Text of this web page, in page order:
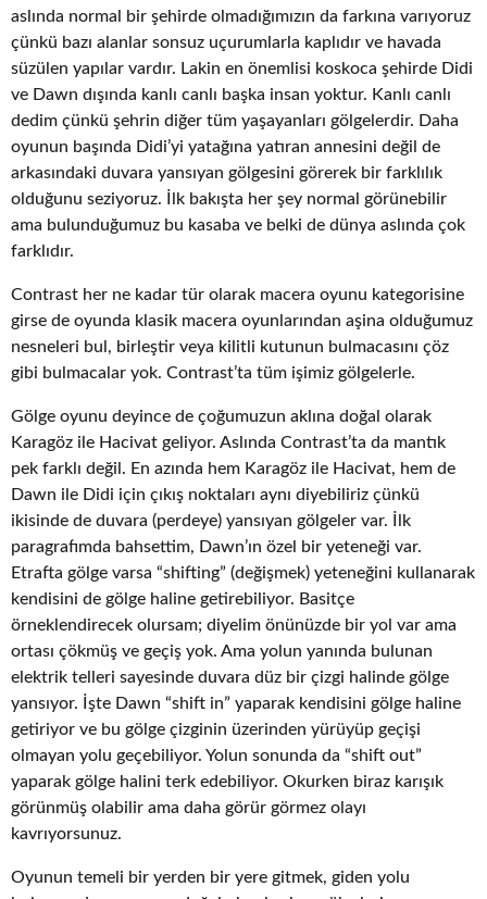
aslında normal bir şehirde olmadığımızın da farkına varıyoruz
çünkü bazı alanlar sonsuz uçurumlarla kaplıdır ve havada
süzülen yapılar vardır. Lakin en önemlisi koskoca şehirde Didi
ve Dawn dışında kanlı canlı başka insan yoktur. Kanlı canlı
dedim çünkü şehrin diğer tüm yaşayanları gölgelerdir. Daha
oyunun başında Didi’yi yatağına yatıran annesini değil de
arkasındaki duvara yansıyan gölgesini görerek bir farklılık
olduğunu seziyoruz. İlk bakışta her şey normal görünebilir
ama bulunduğumuz bu kasaba ve belki de dünya aslında çok
farklıdır.
Contrast her ne kadar tür olarak macera oyunu kategorisine
girse de oyunda klasik macera oyunlarından aşina olduğumuz
nesneleri bul, birleştir veya kilitli kutunun bulmacasını çöz
gibi bulmacalar yok. Contrast’ta tüm işimiz gölgelerle.
Gölge oyunu deyince de çoğumuzun aklına doğal olarak
Karagöz ile Hacivat geliyor. Aslında Contrast’ta da mantık
pek farklı değil. En azında hem Karagöz ile Hacivat, hem de
Dawn ile Didi için çıkış noktaları aynı diyebiliriz çünkü
ikisinde de duvara (perdeye) yansıyan gölgeler var. İlk
paragrafımda bahsettim, Dawn’ın özel bir yeteneği var.
Etrafta gölge varsa “shifting” (değişmek) yeteneğini kullanarak
kendisini de gölge haline getirebiliyor. Basitçe
örneklendirecek olursam; diyelim önünüzde bir yol var ama
ortası çökmüş ve geçiş yok. Ama yolun yanında bulunan
elektrik telleri sayesinde duvara düz bir çizgi halinde gölge
yansıyor. İşte Dawn “shift in” yaparak kendisini gölge haline
getiriyor ve bu gölge çizginin üzerinden yürüyüp geçişi
olmayan yolu geçebiliyor. Yolun sonunda da “shift out”
yaparak gölge halini terk edebiliyor. Okurken biraz karışık
görünmüş olabilir ama daha görür görmez olayı
kavrıyorsunuz.
Oyunun temeli bir yerden bir yere gitmek, giden yolu